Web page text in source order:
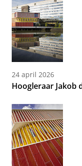
24 april 2026
Hoogleraar Jakob